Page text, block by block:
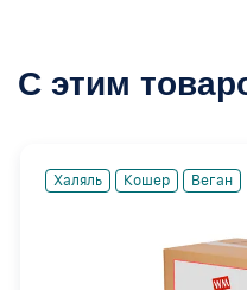
С этим
Халяль Кошер Веган